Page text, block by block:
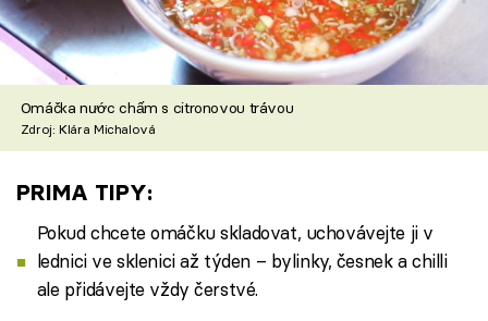
Omáčka nước chấm s citronovou trávou
Zdroj: Klára Michalová
PRIMA TIPY:
Pokud chcete omáčku skladovat, uchovávejte ji v
lednici ve sklenici až týden – bylinky, česnek a chilli
ale přidávejte vždy čerstvé.